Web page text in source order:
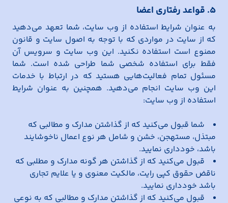
۵. قواعد رفتاری اعضا
به عنوان شرایط استفاده از وب سایت، شما تعهد می‌دهید
که از سایت در مواردی که با توجه به اصول سایت و قانون
ممنوع است استفاده نکنید. این وب سایت و سرویس آن
فقط برای استفاده شخصی شما طراحی شده است. شما
مسئول تمام فعالیت‌هایی هستید که در ارتباط با خدمات
این وب سایت انجام می‌دهید. همچنین به عنوان شرایط
استفاده از وب سایت:
شما قبول می‌کنید که از گذاشتن مدارک و مطالبی که
مبتذل، مستهجن، خشن و شامل هر نوع اعمال ناخوشایند
باشد، خودداری نمایید.
قبول می‌کنید که از گذاشتن هر گونه مدارک و مطلبی که
ناقض حقوق کپی رایت، مالکیت معنوی و یا علایم تجاری
باشد خودداری نمایید.
قبول می‌کنید که از گذاشتن مدارک و مطالبی که به نوعی